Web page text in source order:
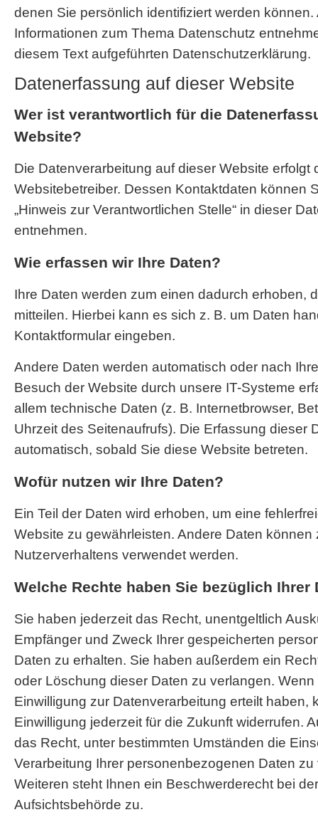
denen Sie persönlich identifiziert werden können.
Informationen zum Thema Datenschutz
diesem Text aufgeführten Datenschutzerklärung.
Datenerfassung auf dieser Website
Wer ist verantwortlich für die
Website?
Die Datenverarbeitung auf dieser Website erfolgt
Websitebetreiber. Dessen Kontaktdaten können
„Hinweis zur Verantwortlichen Stelle“ in dieser
entnehmen.
Wie erfassen wir Ihre Daten?
Ihre Daten werden zum einen dadurch erhoben,
mitteilen. Hierbei kann es sich z. B. um Daten
Kontaktformular eingeben.
Andere Daten werden automatisch oder nach
Besuch der Website durch unsere IT-Systeme
allem technische Daten (z. B. Internetbrowser,
Uhrzeit des Seitenaufrufs). Die Erfassung dieser
automatisch, sobald Sie diese Website betreten.
Wofür nutzen wir Ihre Daten?
Ein Teil der Daten wird erhoben, um eine
Website zu gewährleisten. Andere Daten können
Nutzerverhaltens verwendet werden.
Welche Rechte haben Sie bezüglich Ihrer
Sie haben jederzeit das Recht, unentgeltlich
Empfänger und Zweck Ihrer gespeicherten
Daten zu erhalten. Sie haben außerdem ein
oder Löschung dieser Daten zu verlangen. Wenn
Einwilligung zur Datenverarbeitung erteilt haben,
Einwilligung jederzeit für die Zukunft widerrufen.
das Recht, unter bestimmten Umständen die
Verarbeitung Ihrer personenbezogenen Daten
Weiteren steht Ihnen ein Beschwerderecht bei
Aufsichtsbehörde zu.